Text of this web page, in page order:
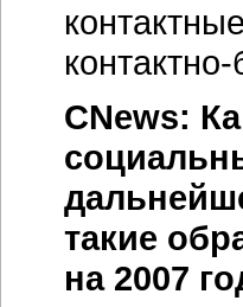
CNews:
такие
на 2007